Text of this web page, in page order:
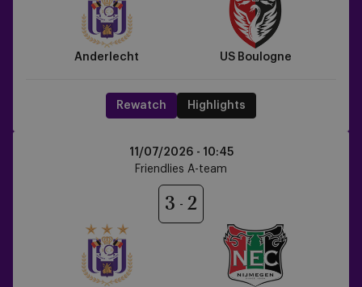
Anderlecht US Boulogne
Rewatch Highlights
11/07/2026 - 10:45
Friendlies A-team
3 2